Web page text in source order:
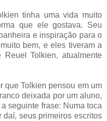
tinha uma vida muito
que ele gostava. Seu
e inspiração para o
bem, e eles tiveram a
Tolkien, atualmente
que Tolkien pensou em um
deixada por um aluno,
seguinte frase: Numa toca
daí, seus primeiros escritos